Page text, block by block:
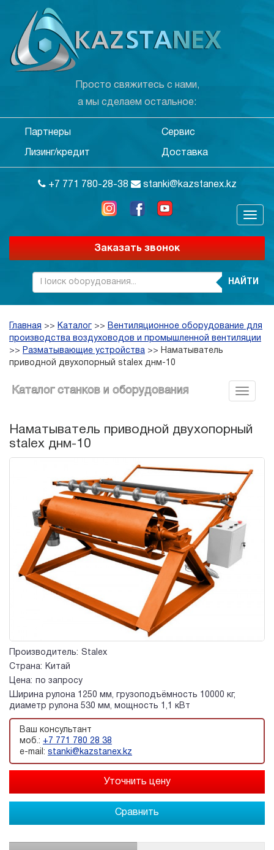
Просто свяжитесь с нами,
а мы сделаем остальное:
Партнеры Сервис
Лизинг/кредит Доставка
+7 771 780-28-38 stanki@kazstanex.kz
Заказать звонок
НАЙТИ
Главная >> Каталог >> Вентиляционное оборудование для
производства воздуховодов и промышленной вентиляции
>> Разматывающие устройства >> Наматыватель
приводной двухопорный stalex днм-10
Каталог станков и оборудования
Наматыватель приводной двухопорный
stalex днм-10
Производитель: Stalex
Страна:
Китай
Цена:
по запросу
Ширина рулона 1250 мм, грузоподъёмность 10000 кг,
диаметр рулона 530 мм, мощность 1,1 кВт
Ваш консультант
моб.: +7 771 780 28 38
e-mail: stanki@kazstanex.kz
Сравнить